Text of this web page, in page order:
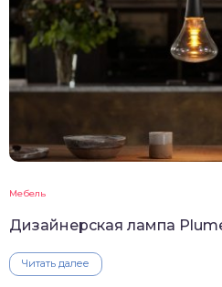
Мебель
Дизайнерская лампа
Читать далее